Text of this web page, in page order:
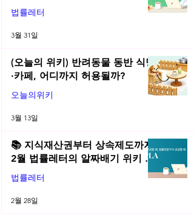
총정리! | 2026년 3월 네플라 법률
레터
법률레터
3월 31일
(오늘의 위키) 반려동물 동반 식당
·카페, 어디까지 허용될까?
오늘의위키
3월 13일
📚 지식재산권부터 상속제도까지,
2월 법률레터의 알짜배기 위키 모
음! | 2026년 2월 네플라 법률레터
법률레터
2월 28일